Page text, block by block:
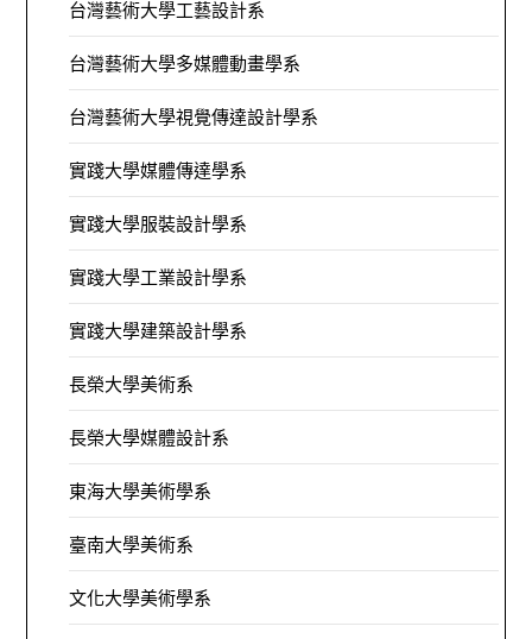
台灣藝術大學工藝設計系
台灣藝術大學多媒體動畫學系
台灣藝術大學視覺傳達設計學系
實踐大學媒體傳達學系
實踐大學服裝設計學系
實踐大學工業設計學系
實踐大學建築設計學系
長榮大學美術系
長榮大學媒體設計系
東海大學美術學系
臺南大學美術系
文化大學美術學系